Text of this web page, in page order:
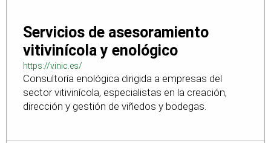
Servicios de asesoramiento
vitivinícola y enológico
https://vinic.es/
Consultoría enológica dirigida a empresas del
sector vitivinícola, especialistas en la creación,
dirección y gestión de viñedos y bodegas.